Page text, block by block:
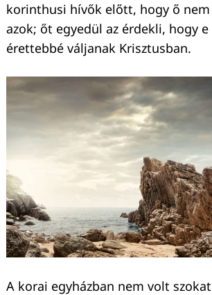
korinthusi hívők előtt, hogy ő
azok; őt egyedül az érdekli, hogy
érettebbé váljanak Krisztusban.
A korai egyházban nem volt